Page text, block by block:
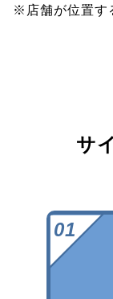
※店舗が位置す
サ